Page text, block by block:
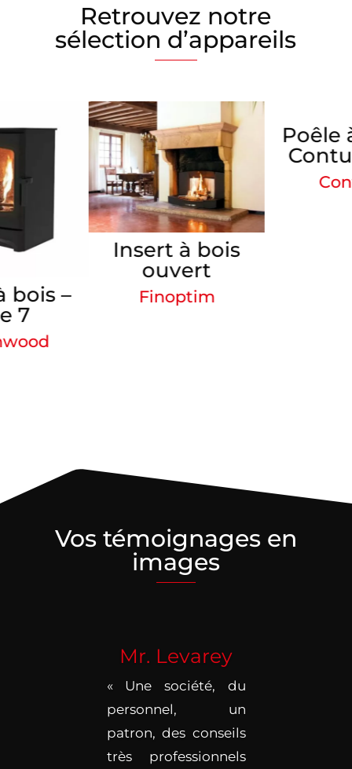
Retrouvez notre
sélection d’appareils
Insert à bois
Finoptim
Poêle à bois –
Contura 510
Vos témoignages en
images
Mr. Levarey
« Une société, du
personnel, un
patron, des conseils
très professionnels